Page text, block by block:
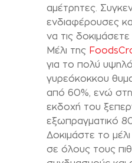
αμέτρητες.
ενδιαφέρουσες
να τις
Μέλι της
για το πολύ
γυρεόκοκκου
από 60%, ενώ
εκδοχή του
εξωπραγματικό
Δοκιμάστε το
σε όλους τους